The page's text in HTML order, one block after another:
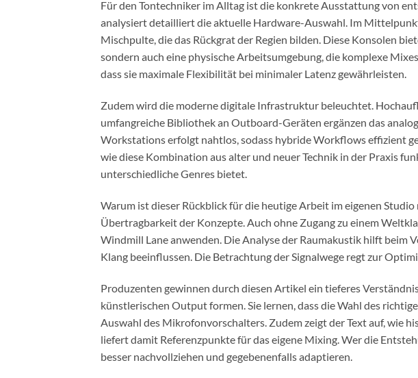
Für den Tontechniker im Alltag ist die konkrete Ausstattung von
analysiert detailliert die aktuelle Hardware-Auswahl. Im
Mischpulte, die das Rückgrat der Regien bilden. Diese Konsolen
sondern auch eine physische Arbeitsumgebung, die komplexe
dass sie maximale Flexibilität bei minimaler Latenz gewährleisten.
Zudem wird die moderne digitale Infrastruktur beleuchtet.
umfangreiche Bibliothek an Outboard-Geräten ergänzen das
Workstations erfolgt nahtlos, sodass hybride Workflows effizient
wie diese Kombination aus alter und neuer Technik in der Praxis
unterschiedliche Genres bietet.
Warum ist dieser Rückblick für die heutige Arbeit im eigenen
Übertragbarkeit der Konzepte. Auch ohne Zugang zu einem
Windmill Lane anwenden. Die Analyse der Raumakustik hilft beim
Klang beeinflussen. Die Betrachtung der Signalwege regt zur
Produzenten gewinnen durch diesen Artikel ein tieferes
künstlerischen Output formen. Sie lernen, dass die Wahl des
Auswahl des Mikrofonvorschalters. Zudem zeigt der Text auf, wie
liefert damit Referenzpunkte für das eigene Mixing. Wer die
besser nachvollziehen und gegebenenfalls adaptieren.